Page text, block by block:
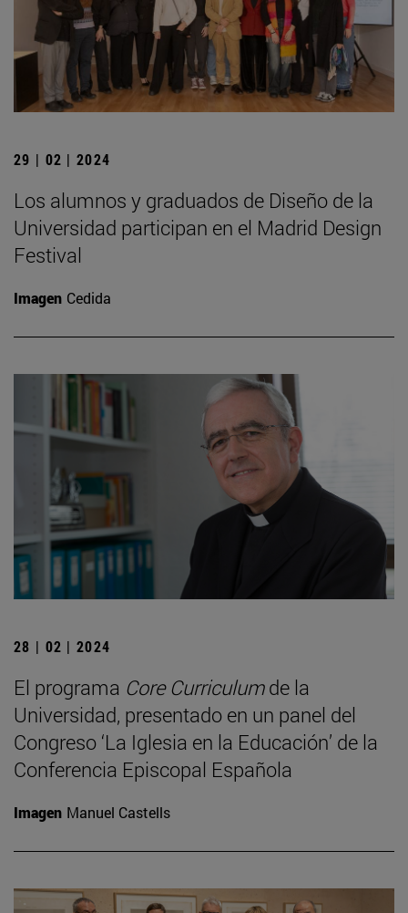
29 | 02 | 2024
Los alumnos y graduados de Diseño de la
Universidad participan en el Madrid Design
Festival
Imagen Cedida
28 | 02 | 2024
El programa Core Curriculumde la
Universidad, presentado en un panel del
Congreso ‘La Iglesia en la Educación’ de la
Conferencia Episcopal Española
Imagen Manuel Castells